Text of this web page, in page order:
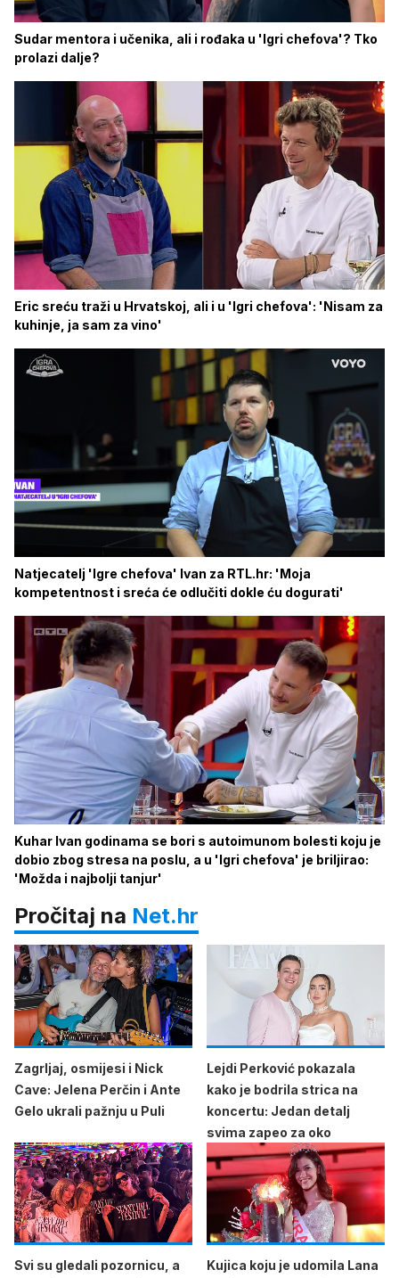
Sudar mentora i učenika, ali i rođaka u 'Igri chefova'? Tko
prolazi dalje?
Eric sreću traži u Hrvatskoj, ali i u 'Igri chefova': 'Nisam za
kuhinje, ja sam za vino'
Natjecatelj 'Igre chefova' Ivan za RTL.hr: 'Moja
kompetentnost i sreća će odlučiti dokle ću dogurati'
Kuhar Ivan godinama se bori s autoimunom bolesti koju je
dobio zbog stresa na poslu, a u 'Igri chefova' je briljirao:
'Možda i najbolji tanjur'
Pročitaj na Net.hr
Zagrljaj, osmijesi i Nick
Cave: Jelena Perčin i Ante
Gelo ukrali pažnju u Puli
Lejdi Perković pokazala
kako je bodrila strica na
koncertu: Jedan detalj
svima zapeo za oko
Svi su gledali pozornicu, a
Kujica koju je udomila Lana